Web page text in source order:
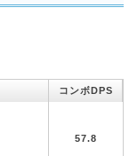
コンボDPS
57.8